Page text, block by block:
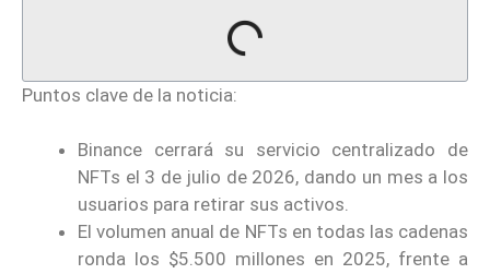
Puntos clave de la noticia:
Binance cerrará su servicio centralizado de
NFTs el 3 de julio de 2026, dando un mes a los
usuarios para retirar sus activos.
El volumen anual de NFTs en todas las cadenas
ronda los $5.500 millones en 2025, frente a